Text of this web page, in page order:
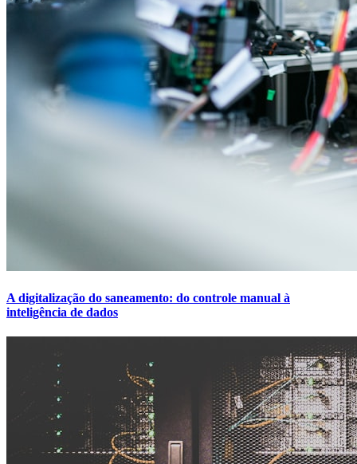
A digitalização do saneamento: do controle manual à
inteligência de dados